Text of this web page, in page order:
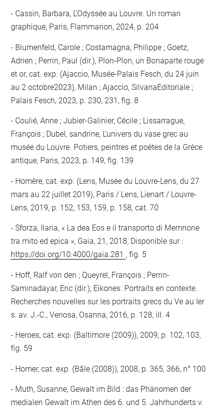
Cassin, Barbara, L'Odyssée au Louvre. Un roman
graphique, Paris, Flammarion, 2024, p. 204
Blumenfeld, Carole ; Costamagna, Philippe ; Goetz,
Adrien ; Perrin, Paul (dir.), Plon-Plon, un Bonaparte rouge
et or, cat. exp. (Ajaccio, Musée-Palais Fesch, du 24 juin
au 2 octobre2023), Milan ; Ajaccio, SilvanaEditoriale ;
Palais Fesch, 2023, p. 230, 231, fig. 8
Coulié, Anne ; Jubier-Galinier, Cécile ; Lissarrague,
François ; Dubel, sandrine, L'univers du vase grec au
musée du Louvre. Potiers, peintres et poètes de la Grèce
antique, Paris, 2023, p. 149, fig. 139
Homère, cat. exp. (Lens, Musée du Louvre-Lens, du 27
mars au 22 juillet 2019), Paris / Lens, Lienart / Louvre-
Lens, 2019, p. 152, 153, 159, p. 158, cat. 70
Sforza, Ilaria, « La dea Eos e il transporto di Memnone
tra mito ed epica », Gaia, 21, 2018, Disponible sur :
https://doi.org/10.4000/gaia.281 , fig. 5
Hoff, Ralf von den ; Queyrel, François ; Perrin-
Saminadayar, Eric (dir.), Eikones. Portraits en contexte.
Recherches nouvelles sur les portraits grecs du Ve au Ier
s. av. J.-C., Venosa, Osanna, 2016, p. 128, ill. 4
Heroes, cat. exp. (Baltimore (2009)), 2009, p. 102, 103,
fig. 59
Homer, cat. exp. (Bâle (2008)), 2008, p. 365, 366, n° 100
Muth, Susanne, Gewalt im Bild : das Phänomen der
medialen Gewalt im Athen des 6. und 5. Jahrhunderts v.